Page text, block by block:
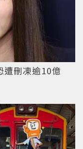
遭刪凍逾10億